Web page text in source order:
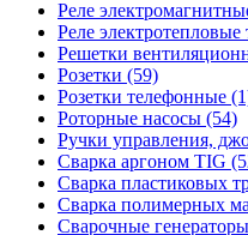
Реле
Реле
Решетки
Розетки (59)
Розетки телефонные
Роторные насосы (54)
Ручки управления,
Сварка аргоном TIG
Сварка пластиковых
Сварка полимерных
Сварочные